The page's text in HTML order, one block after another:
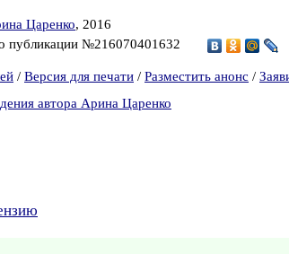
Царенко, 2016
публикации №216070401632
/ Версия для печати / Разместить анонс /
автора Арина Царенко